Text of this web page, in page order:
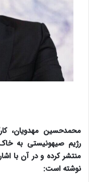
محمدحسین مهدویان،
رژیم صیهونیستی به
منتشر کرده و در آن با
نوشته است: